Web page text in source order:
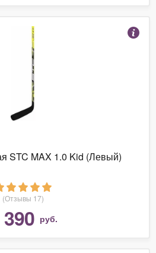
STC MAX 1.0 Kid (Левый)
(Отзывы 17)
390 руб.